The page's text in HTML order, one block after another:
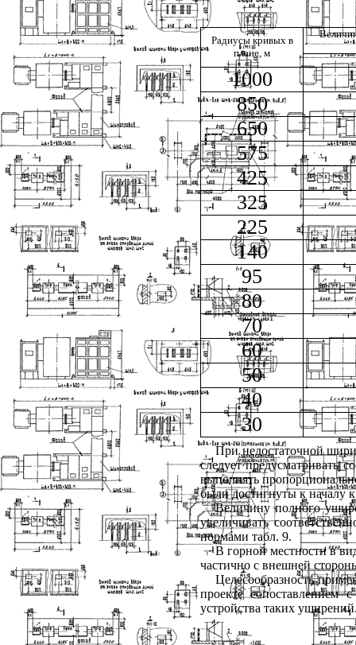
Радиусы кривых в
плане, м
1000
850
650
575
425
325
225
140
95
80
70
60
50
40
30
При недостаточной
следует предусматривать
выполнять
были достигнуты к началу
Величину полного
увеличивать
нормами табл. 9.
В горной местности в
частично с внешней
Целесообразность
проекте сопоставлением
устройства таких